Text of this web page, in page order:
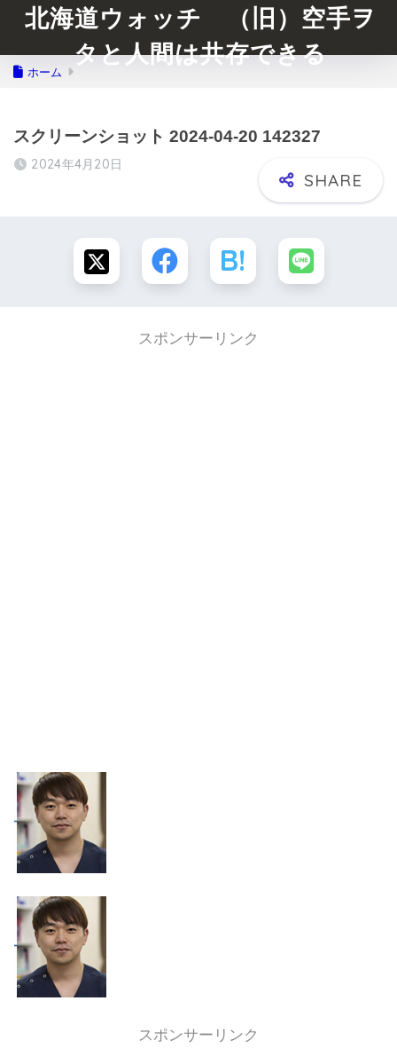
北海道ウォッチ （旧）空手ヲ
タと人間は共存できる
ホーム
スクリーンショット 2024-04-20 142327
2024年4月20日
スポンサーリンク
スポンサーリンク